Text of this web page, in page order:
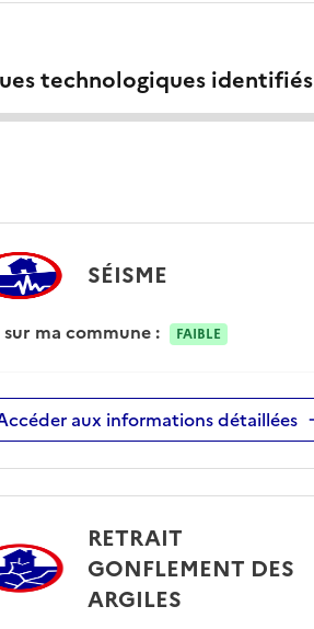
technologiques
SÉISME
sur ma commune : FAIBLE
aux informations détaillées
RETRAIT
GONFLEMENT DES
ARGILES